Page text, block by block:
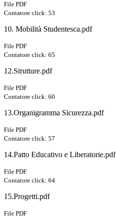
File PDF
Contatore click: 53
10. Mobilità Studentesca.pdf
File PDF
Contatore click: 65
12.Strutture.pdf
File PDF
Contatore click: 60
13.Organigramma Sicurezza.pdf
File PDF
Contatore click: 57
14.Patto Educativo e Liberatorie.pdf
File PDF
Contatore click: 64
15.Progetti.pdf
File PDF